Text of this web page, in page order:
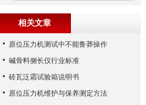
相关文章
原位压力机测试中不能鲁莽操作
碱骨料侧长仪行业标准
砖瓦泛霜试验箱说明书
原位压力机维护与保养测定方法